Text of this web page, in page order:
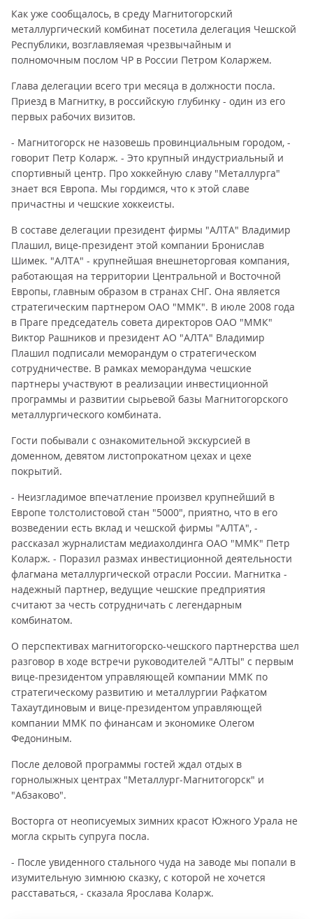
Как уже сообщалось, в среду Магнитогорский
металлургический комбинат посетила делегация Чешской
Республики, возглавляемая чрезвычайным и
полномочным послом ЧР в России Петром Коларжем.
Глава делегации всего три месяца в должности посла.
Приезд в Магнитку, в российскую глубинку - один из его
первых рабочих визитов.
- Магнитогорск не назовешь провинциальным городом, -
говорит Петр Коларж. - Это крупный индустриальный и
спортивный центр. Про хоккейную славу "Металлурга"
знает вся Европа. Мы гордимся, что к этой славе
причастны и чешские хоккеисты.
В составе делегации президент фирмы "АЛТА" Владимир
Плашил, вице-президент этой компании Бронислав
Шимек. "АЛТА" - крупнейшая внешнеторговая компания,
работающая на территории Центральной и Восточной
Европы, главным образом в странах СНГ. Она является
стратегическим партнером ОАО "ММК". В июле 2008 года
в Праге председатель совета директоров ОАО "ММК"
Виктор Рашников и президент АО "АЛТА" Владимир
Плашил подписали меморандум о стратегическом
сотрудничестве. В рамках меморандума чешские
партнеры участвуют в реализации инвестиционной
программы и развитии сырьевой базы Магнитогорского
металлургического комбината.
Гости побывали с ознакомительной экскурсией в
доменном, девятом листопрокатном цехах и цехе
покрытий.
- Неизгладимое впечатление произвел крупнейший в
Европе толстолистовой стан "5000", приятно, что в его
возведении есть вклад и чешской фирмы "АЛТА", -
рассказал журналистам медиахолдинга ОАО "ММК" Петр
Коларж. - Поразил размах инвестиционной деятельности
флагмана металлургической отрасли России. Магнитка -
надежный партнер, ведущие чешские предприятия
считают за честь сотрудничать с легендарным
комбинатом.
О перспективах магнитогорско-чешского партнерства шел
разговор в ходе встречи руководителей "АЛТЫ" с первым
вице-президентом управляющей компании ММК по
стратегическому развитию и металлургии Рафкатом
Тахаутдиновым и вице-президентом управляющей
компании ММК по финансам и экономике Олегом
Федониным.
После деловой программы гостей ждал отдых в
горнолыжных центрах "Металлург-Магнитогорск" и
"Абзаково".
Восторга от неописуемых зимних красот Южного Урала не
могла скрыть супруга посла.
- После увиденного стального чуда на заводе мы попали в
изумительную зимнюю сказку, с которой не хочется
расставаться, - сказала Ярослава Коларж.